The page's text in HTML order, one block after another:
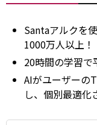
Santaアルクを
1000万人以上！
20時間の学習
AIがユーザーの
し、個別最適化